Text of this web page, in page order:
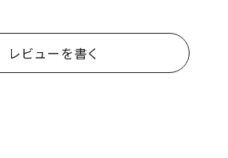
レビューを書く